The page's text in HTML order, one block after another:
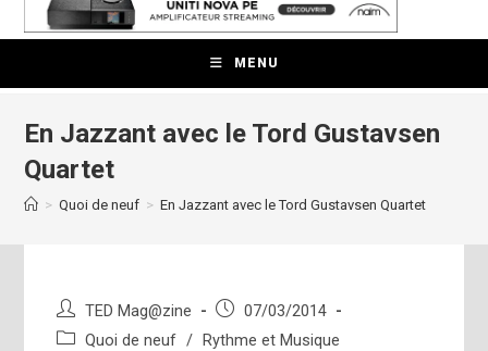
MENU
En Jazzant avec le Tord Gustavsen
Quartet
> Quoi de neuf > En Jazzant avec le Tord Gustavsen Quartet
Auteur/autrice
de
TED Mag@zine
Publication
publiée :
07/03/2014
PostQuoi de neuf / Rythme et Musique